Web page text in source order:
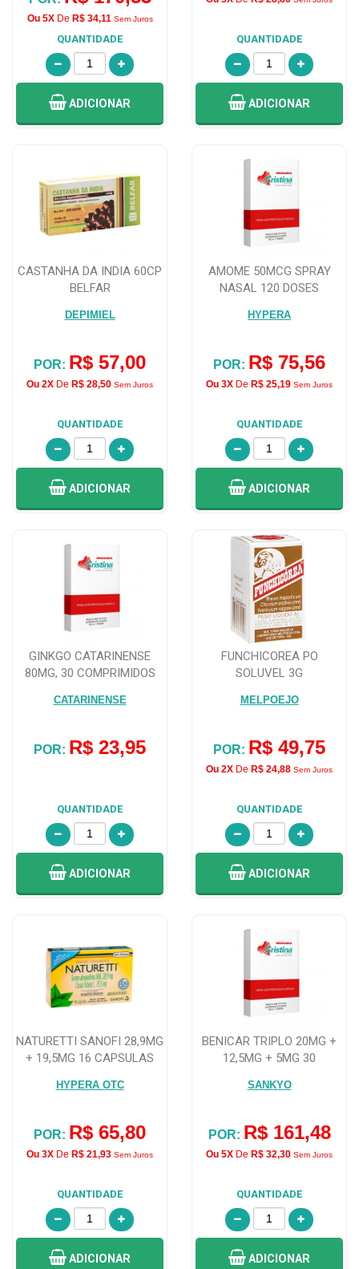
Ou 5XDe R$ 34,11 Sem Juros
QUANTIDADE
ADICIONAR
QUANTIDADE
ADICIONAR
CASTANHA DA INDIA 60CP
BELFAR
DEPIMIEL
POR: R$ 57,00
Ou 2X De R$ 28,50 Sem Juros
QUANTIDADE
ADICIONAR
AMOME 50MCG SPRAY
NASAL 120 DOSES
HYPERA
POR: R$ 75,56
Ou 3X De R$ 25,19 Sem Juros
QUANTIDADE
ADICIONAR
GINKGO CATARINENSE
80MG, 30 COMPRIMIDOS
CATARINENSE
POR: R$ 23,95
QUANTIDADE
ADICIONAR
FUNCHICOREA PO
SOLUVEL 3G
MELPOEJO
POR: R$ 49,75
Ou 2X De R$ 24,88 Sem Juros
QUANTIDADE
ADICIONAR
NATURETTI SANOFI 28,9MG
+ 19,5MG 16 CAPSULAS
HYPERA OTC
POR: R$ 65,80
Ou 3X De R$ 21,93 Sem Juros
QUANTIDADE
ADICIONAR
BENICAR TRIPLO 20MG +
12,5MG + 5MG 30
SANKYO
POR: R$ 161,48
Ou 5X De R$ 32,30 Sem Juros
QUANTIDADE
ADICIONAR